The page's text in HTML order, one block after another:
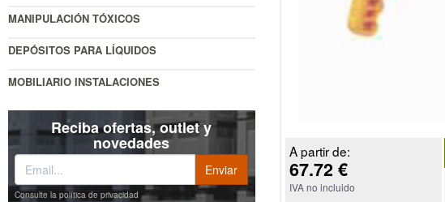
MANIPULACIÓN TÓXICOS
DEPÓSITOS PARA LÍQUIDOS
MOBILIARIO INSTALACIONES
Reciba ofertas, outlet y
novedades
Consulte la política de privacidad
A partir de:
67.72 €
IVA no incluido